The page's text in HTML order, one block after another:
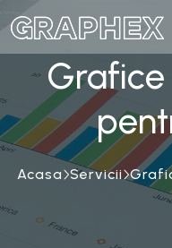
Acasa Servicii